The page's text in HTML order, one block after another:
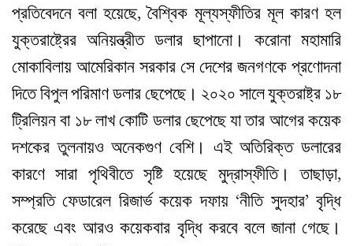
প্রতিবেদনে বলা হয়েছে, বৈশ্বিক মূল্যস্ফীতির মূল কারণ হল
যুক্তরাষ্ট্রের অনিয়ন্ত্রীত ডলার ছাপানো। করোনা মহামারি
মোকাবিলায় আমেরিকান সরকার সে দেশের জনগণকে প্রণোদনা
দিতে বিপুল পরিমাণ ডলার ছেপেছে। ২০২০ সালে যুক্তরাষ্ট্র ১৮
ট্রিলিয়ন বা ১৮ লাখ কোটি ডলার ছেপেছে যা তার আগের কয়েক
দশকের তুলনায়ও অনেকগুণ বেশি। এই অতিরিক্ত ডলারের
কারণে সারা পৃথিবীতে সৃষ্টি হয়েছে মুদ্রাস্ফীতি। তাছাড়া,
সম্প্রতি ফেডারেল রিজার্ভ কয়েক দফায় ‘নীতি সুদহার’ বৃদ্ধি
করেছে এবং আরও কয়েকবার বৃদ্ধি করবে বলে জানা গেছে।